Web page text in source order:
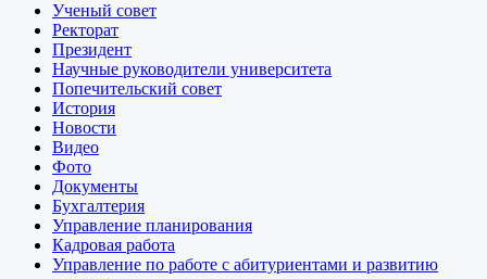
Ученый совет
Ректорат
Президент
Научные руководители университета
Попечительский совет
История
Новости
Видео
Фото
Документы
Бухгалтерия
Управление планирования
Кадровая работа
Управление по работе с абитуриентами и развитию